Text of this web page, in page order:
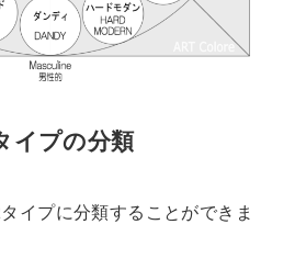
イプの分類
イプに分類することができま